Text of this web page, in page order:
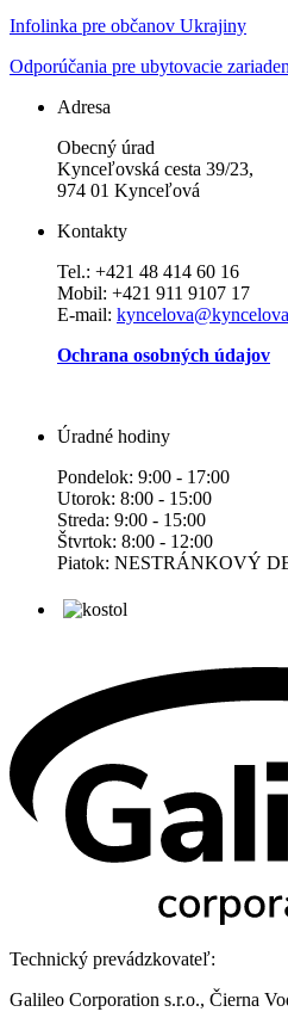
Infolinka pre občanov Ukrajiny
Odporúčania pre ubytovacie
Adresa
Obecný úrad
Kynceľovská cesta 39/23,
974 01 Kynceľová
Kontakty
Tel.: +421 48 414 60 16
Mobil: +421 911 9107 17
E-mail:
Ochrana osobných údajov
Úradné hodiny
Pondelok: 9:00 - 17:00
Utorok: 8:00 - 15:00
Streda: 9:00 - 15:00
Štvrtok: 8:00 - 12:00
Piatok: NESTRÁNKOVÝ
Technický prevádzkovateľ:
Galileo Corporation s.r.o., Čierna